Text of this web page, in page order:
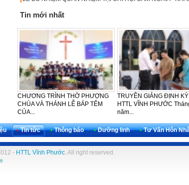
Tin mới nhất
TRÌNH THỜ PHƯỢNG
VÀ THÁNH LỄ BÁP TÊM
TRUYỀN GIẢNG ĐỊNH KỲ CỦA
HTTL VĨNH PHƯỚC Tháng 6
• Tin tức • Thông báo • Dưỡng linh • Tư Vấn Hôn
- HTTL Vĩnh Phước. All right reserved.
®